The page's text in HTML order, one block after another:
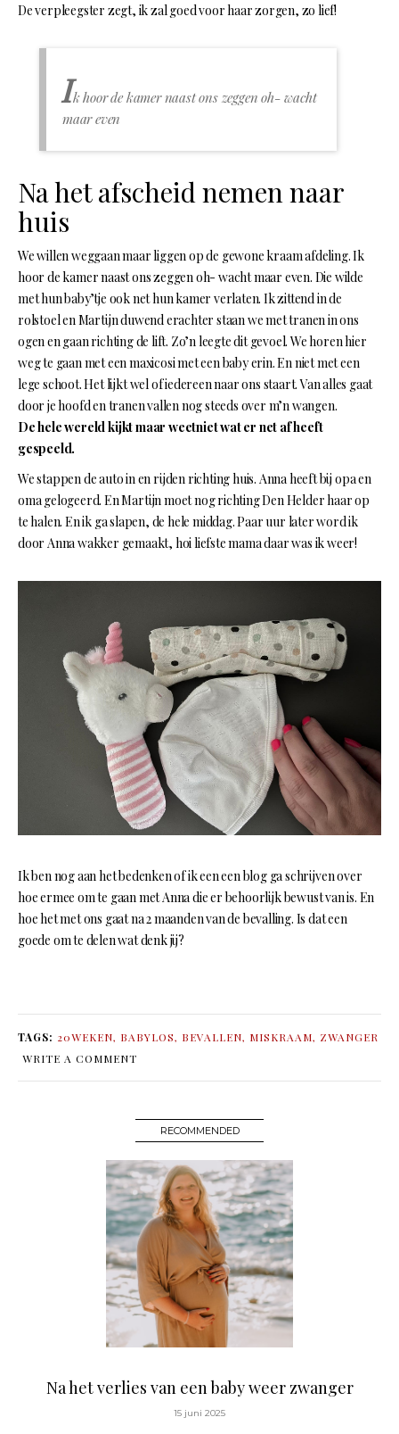
De verpleegster zegt, ik zal goed voor haar zorgen, zo lief!
Ik hoor de kamer naast ons zeggen oh- wacht
maar even
Na het afscheid nemen naar
huis
We willen weggaan maar liggen op de gewone kraam afdeling. Ik
hoor de kamer naast ons zeggen oh- wacht maar even. Die wilde
met hun baby’tje ook net hun kamer verlaten. Ik zittend in de
rolstoel en Martijn duwend erachter staan we met tranen in ons
ogen en gaan richting de lift. Zo’n leegte dit gevoel. We horen hier
weg te gaan met een maxicosi met een baby erin. En niet met een
lege schoot. Het lijkt wel of iedereen naar ons staart. Van alles gaat
door je hoofd en tranen vallen nog steeds over m’n wangen.
De hele wereld kijkt maar weetniet wat er net af heeft
gespeeld.
We stappen de auto in en rijden richting huis. Anna heeft bij opa en
oma gelogeerd. En Martijn moet nog richting Den Helder haar op
te halen. En ik ga slapen, de hele middag. Paar uur later word ik
door Anna wakker gemaakt, hoi liefste mama daar was ik weer!
Ik ben nog aan het bedenken of ik een een blog ga schrijven over
hoe ermee om te gaan met Anna die er behoorlijk bewust van is. En
hoe het met ons gaat na 2 maanden van de bevalling. Is dat een
goede om te delen wat denk jij?
TAGS: 20WEKEN, BABYLOS, BEVALLEN, MISKRAAM, ZWANGER
WRITE A COMMENT
RECOMMENDED
Na het verlies van een baby weer zwanger
15 juni 2025